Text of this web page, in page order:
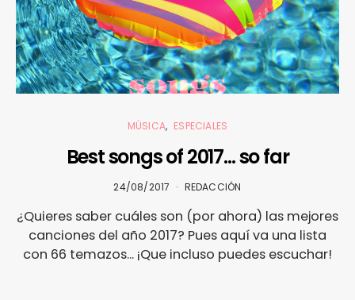
MÚSICA ESPECIALES
Best songs of 2017… so far
24/08/2017 REDACCIÓN
¿Quieres saber cuáles son (por ahora) las mejores
canciones del año 2017? Pues aquí va una lista
con 66 temazos... ¡Que incluso puedes escuchar!